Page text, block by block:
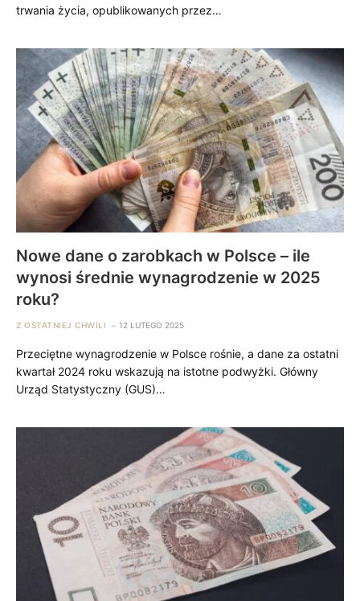
trwania życia, opublikowanych przez…
Nowe dane o zarobkach w Polsce – ile
wynosi średnie wynagrodzenie w 2025
roku?
Z OSTATNIEJ CHWILI 12 LUTEGO 2025
Przeciętne wynagrodzenie w Polsce rośnie, a dane za ostatni
kwartał 2024 roku wskazują na istotne podwyżki. Główny
Urząd Statystyczny (GUS)…